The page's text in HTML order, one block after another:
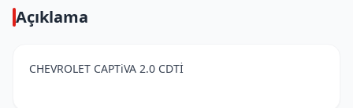
Açıklama
CHEVROLET CAPTiVA 2.0 CDTİ